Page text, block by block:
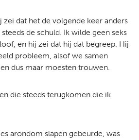
zei dat het de volgende keer anders
de schuld. Ik wilde geen seks
en hij zei dat hij dat begreep. Hij
probleem, alsof we samen
dus maar moesten trouwen.
die steeds terugkomen die ik
arondom slapen gebeurde, was